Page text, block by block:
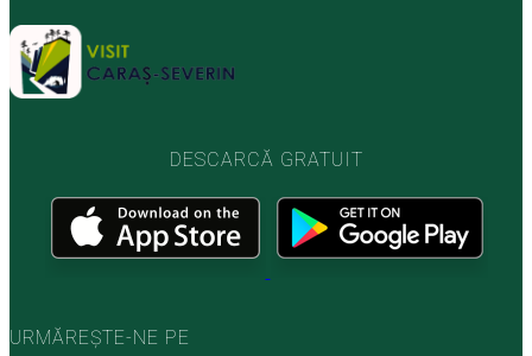
DESCARCĂ GRATUIT
URMĂREȘTE-NE PE